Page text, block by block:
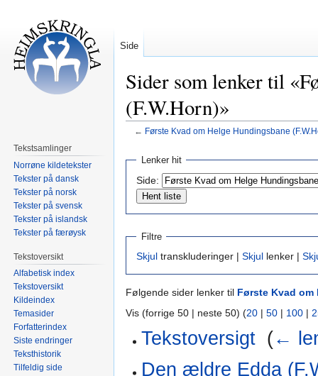
Sider som lenker til
(F.W.Horn)»
← Første Kvad om Helge Hundingsbane
Hopp
navigering
Hopp
søk
Lenker hit
Side:
Filtre
Skjul transkluderinger | Skjul lenker |
Følgende sider lenker til Første Kvad om
Vis (forrige 50 | neste 50) (20 | 50 | 100 |
Tekstoversigt (←
Den ældre Edda
Side
Tekstsamlinger
Norrøne kildetekster
Tekster på dansk
Tekster på norsk
Tekster på svensk
Tekster på islandsk
Tekster på færøysk
Tekstoversikt
Alfabetisk index
Tekstoversikt
Kildeindex
Temasider
Forfatterindex
Siste endringer
Teksthistorik
Tilfeldig side